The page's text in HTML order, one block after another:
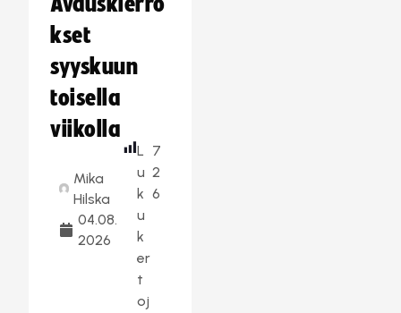
kset
syyskuun
toisella
viikolla
Mika
Hilska
04.08.
2026
L
u
k
u
k
er
t
oj
7
2
6